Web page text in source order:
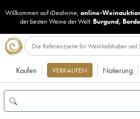
Willkommen auf iDealwine, online-
der besten Weine der Welt: Burgund,
Kaufen VERKAUFEN Notierung